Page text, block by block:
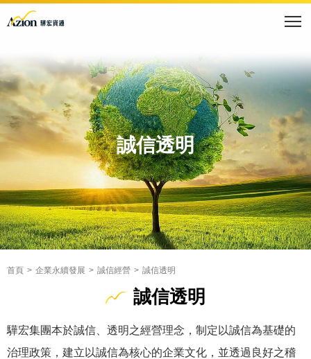
誠信透明
首頁 企業永續發展 誠信經營 誠信透明
誠信透明
驊宏集團本於誠信、透明之經營理念，制定以誠信為基礎的
治理政策，建立以誠信為核心的企業文化，並透過良好之稽